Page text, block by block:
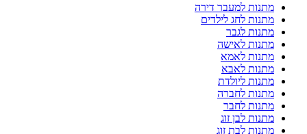
מתנות למעבר דירה
מתנות לחג לילדים
מתנות לגבר
מתנות לאישה
מתנות לאמא
מתנות לאבא
מתנות ליולדת
מתנות לחברה
מתנות לחבר
מתנות לבן זוג
מתנות לבת זוג